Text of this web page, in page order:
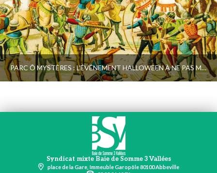
PARC Ô MYSTÈRES : L’ÉVÉNEMENT HALLOWEEN À NE PAS MANQUER !
Syndicat mixte Baie de Somme 3 Vallées
place de la Gare, Immeuble Garopôle 80100 Abbeville